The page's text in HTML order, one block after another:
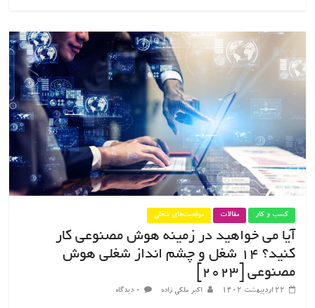
کسب و کار مقالات موقعیت‌های شغلی
آیا می خواهید در زمینه هوش مصنوعی کار
کنید؟ ۱۴ شغل و چشم انداز شغلی هوش
مصنوعی [۲۰۲۳]
۲۲ اردیبهشت ۱۴۰۲ اکبر ملکی زاده ۰ دیدگاه